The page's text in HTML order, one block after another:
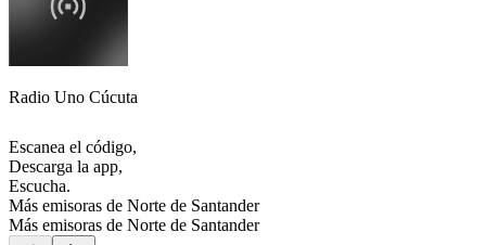
Radio Uno Cúcuta
Escanea el código,
Descarga la app,
Escucha.
Más emisoras de Norte de Santander
Más emisoras de Norte de Santander